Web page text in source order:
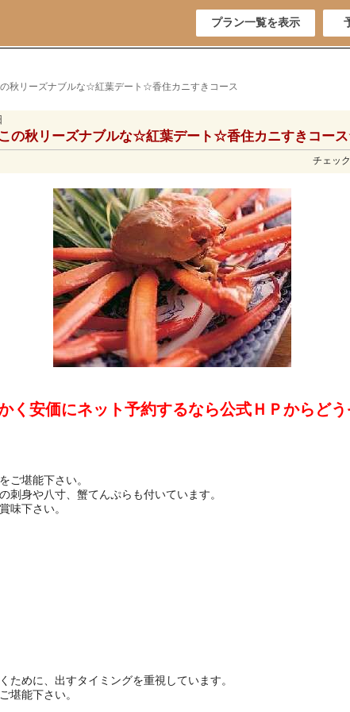
プラン一覧を表示
秋リーズナブルな☆紅葉デート☆香住カニすきコース
の秋リーズナブルな☆紅葉デート☆香住カニすきコー
チェッ
かく安価にネット予約するなら公式ＨＰからど
ご堪能下さい。
刺身や八寸、蟹てんぷらも付いています。
味下さい。
ために、出すタイミングを重視しています。
堪能下さい。